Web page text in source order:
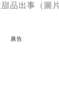
品出事（圖
廣告